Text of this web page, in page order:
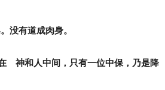
没有道成肉身。
神和人中间，只有一位中保，乃是降